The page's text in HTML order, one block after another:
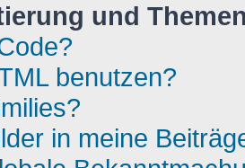
und
benutzen?
in meine